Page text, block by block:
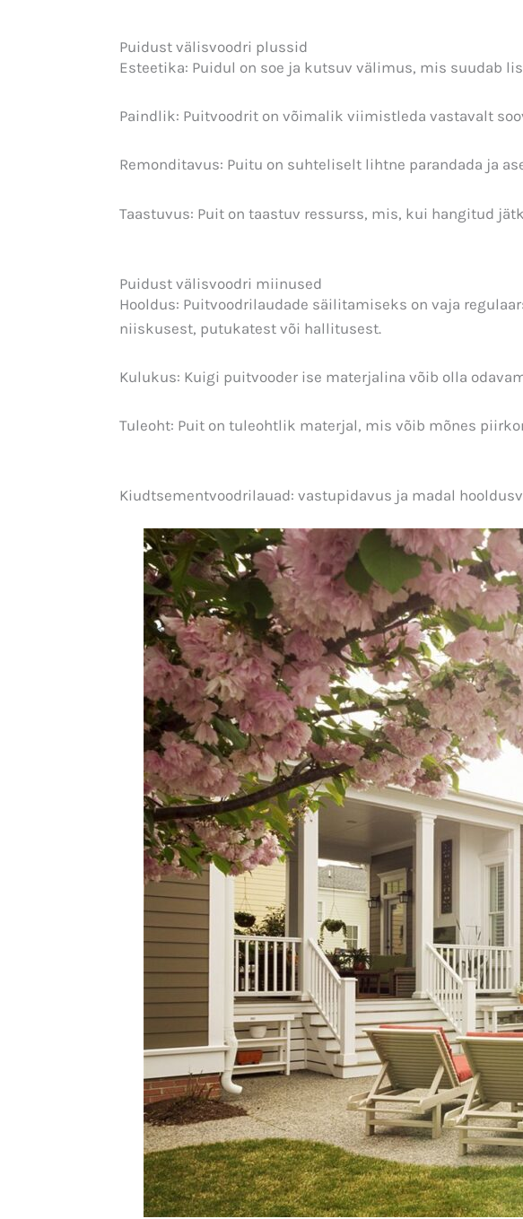
Puidust välisvoodri plussid
Esteetika: Puidul on soe ja kutsuv välimus, mis suudab
Paindlik: Puitvoodrit on võimalik viimistleda vastavalt
Remonditavus: Puitu on suhteliselt lihtne parandada ja
Taastuvus: Puit on taastuv ressurss, mis, kui hangitud
Puidust välisvoodri miinused
Hooldus: Puitvoodrilaudade säilitamiseks on vaja
niiskusest, putukatest või hallitusest.
Kulukus: Kuigi puitvooder ise materjalina võib olla
Tuleoht: Puit on tuleohtlik materjal, mis võib mõnes
Kiudtsementvoodrilauad: vastupidavus ja madal